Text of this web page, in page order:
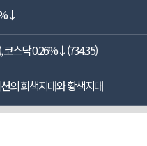
코스닥 0.26%↓(734.35)
의 회색지대와 황색지대